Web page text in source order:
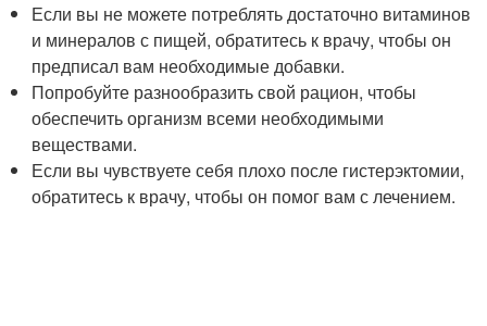
Если вы не можете потреблять достаточно витаминов
и минералов с пищей, обратитесь к врачу, чтобы он
предписал вам необходимые добавки.
Попробуйте разнообразить свой рацион, чтобы
обеспечить организм всеми необходимыми
веществами.
Если вы чувствуете себя плохо после гистерэктомии,
обратитесь к врачу, чтобы он помог вам с лечением.